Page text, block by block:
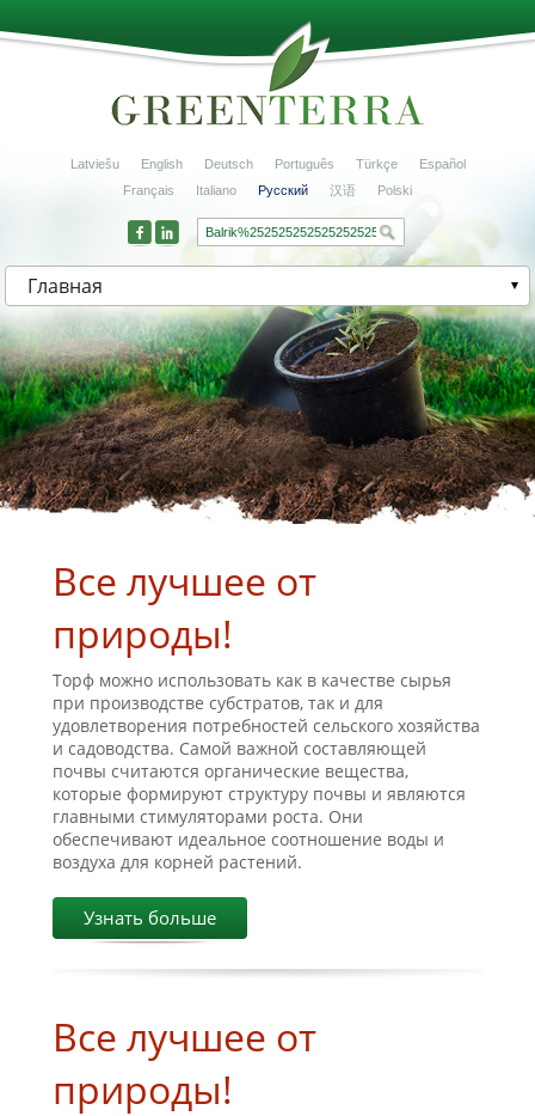
Latviešu English Deutsch Português Türkçe
Español
Français
Italiano Русский 汉语 Polski
Главная
Все лучшее от
природы!
Торф можно использовать как в качестве сырья
при производстве субстратов, так и для
удовлетворения потребностей сельского хозяйства
и садоводства. Самой важной составляющей
почвы считаются органические вещества,
которые формируют структуру почвы и являются
главными стимуляторами роста. Они
обеспечивают идеальное соотношение воды и
воздуха для корней растений.
Узнать больше
Все лучшее от
природы!